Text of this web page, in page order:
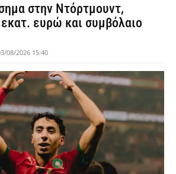
στην Ντόρτμουντ,
ευρώ και συμβόλαιο
08/2026 15:40